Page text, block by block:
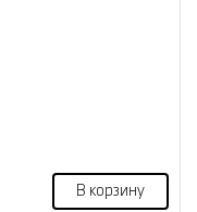
В корзину